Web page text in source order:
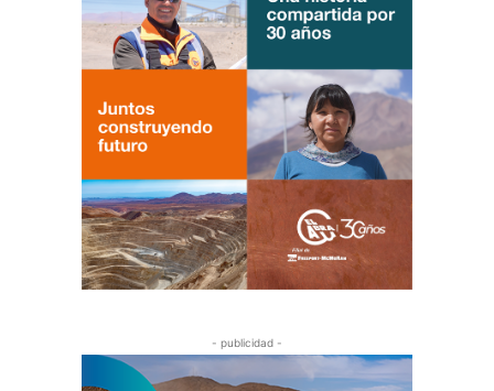
- publicidad -